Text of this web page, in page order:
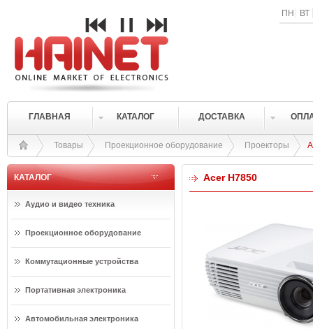
ПН ВТ
ГЛАВНАЯ КАТАЛОГ ДОСТАВКА
Товары Проекционное оборудование Проекторы
КАТАЛОГ
Аудио и видео техника
Проекционное оборудование
Коммутационные устройства
Портативная электроника
Автомобильная электроника
Acer H7850